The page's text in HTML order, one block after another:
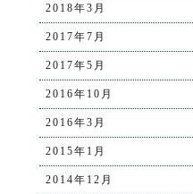
2018年3月
2017年7月
2017年5月
2016年10月
2016年3月
2015年1月
2014年12月